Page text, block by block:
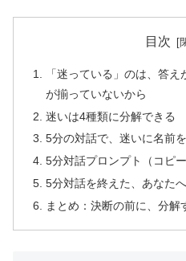
目次
「迷っている」のは、答
が揃っていないから
迷いは4種類に分解できる
5分の対話で、迷いに名前
5分対話プロンプト（コピ
5分対話を終えた、あなたへ
まとめ：決断の前に、分解